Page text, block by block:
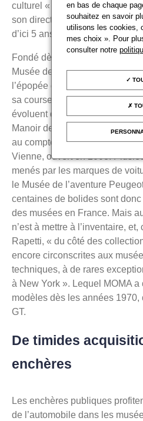
culturel « pour retrouver une
son directeur, et rouvrir avec
d’ici 5 ans.
Fondé dès 1961 par
Musée des 24 heures du
l’épopée de l’automobile dans
sa course phare à travers 140
évoluent quelques musées de
Manoir de l’automobile, à
au compteur –, ou celui du
Vienne, ouvert en 2008.
menés par les marques de
le Musée de l’aventure
centaines de bolides sont
des musées en France. Mais
n’est à mettre à l’inventaire,
Rapetti, « du côté des
encore circonscrites aux
techniques, à de rares
à New York ». Lequel MOMA
modèles dès les années 1970,
GT.
De timides
enchères
Les enchères publiques
de l’automobile dans les
en bas de chaque
souhaitez en savoir
utilisons les cookies,
mes choix ». Pour
consulter notre